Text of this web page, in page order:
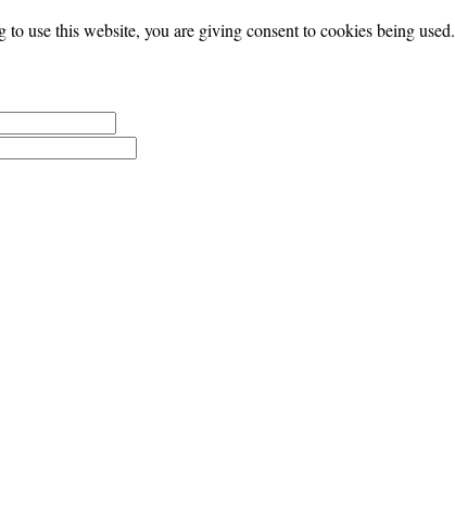
use this website, you are giving consent to cookies being used.